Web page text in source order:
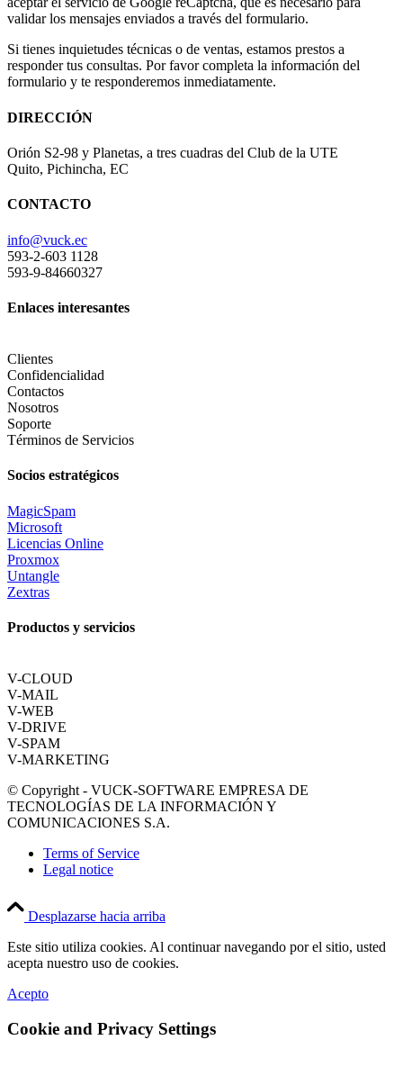
validar los mensajes enviados a través del formulario.
Si tienes inquietudes técnicas o de ventas, estamos prestos a
responder tus consultas. Por favor completa la información del
formulario y te responderemos inmediatamente.
DIRECCIÓN
Orión S2-98 y Planetas, a tres cuadras del Club de la UTE
Quito, Pichincha, EC
CONTACTO
info@vuck.ec
593-2-603 1128
593-9-84660327
Enlaces interesantes
Clientes
Confidencialidad
Contactos
Nosotros
Soporte
Términos de Servicios
Socios estratégicos
MagicSpam
Microsoft
Licencias Online
Proxmox
Untangle
Zextras
Productos y servicios
V-CLOUD
V-MAIL
V-WEB
V-DRIVE
V-SPAM
V-MARKETING
© Copyright - VUCK-SOFTWARE EMPRESA DE
TECNOLOGÍAS DE LA INFORMACIÓN Y
COMUNICACIONES S.A.
Terms of Service
Legal notice
Desplazarse hacia arriba
Este sitio utiliza cookies. Al continuar navegando por el sitio, usted
acepta nuestro uso de cookies.
Acepto
Cookie and Privacy Settings